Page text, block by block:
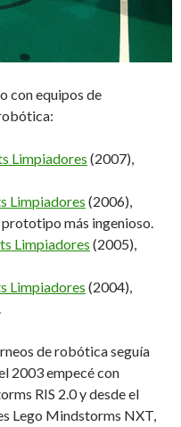
con equipos de
Limpiadores (2007),
Limpiadores (2006),
más ingenioso.
Limpiadores (2005),
Limpiadores (2004),
de robótica seguía
2003 empecé con
RIS 2.0 y desde el
Lego Mindstorms NXT,